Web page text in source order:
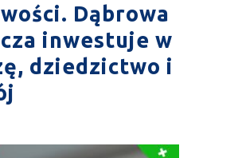
Dąbrowa
inwestuje w
dziedzictwo i